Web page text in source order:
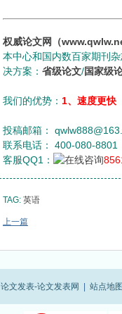
权威论文网（
本中心和国内数百家期刊
决方案： 省级论文/国家级
我们的优势： 1、速度更
投稿邮箱：
联系电话： 400-080-8801
客服QQ1：
TAG: 英语
上一篇
论文发表-论文发表网 站点地图